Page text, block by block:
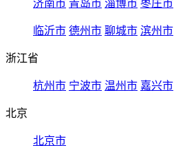
济南市 青岛市 淄博市 枣庄市
临沂市 德州市 聊城市 滨州市
浙江省
杭州市 宁波市 温州市 嘉兴市
北京
北京市